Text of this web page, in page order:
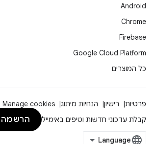
Android
Chrome
Firebase
Google Cloud Platform
כל המוצרים
פרטיות רישיון הנחיות מיתוג
Manage cookies
קבלת עדכוני חדשות וטיפים באימייל
הרשמה